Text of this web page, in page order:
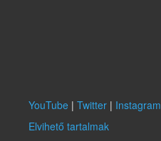
YouTube | Twitter | Instagram
Elvihető tartalmak